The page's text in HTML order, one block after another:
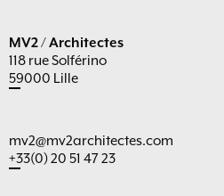
MV2 / Architectes
118 rue Solférino
59000 Lille
mv2@mv2architectes.com
+33(0) 20 51 47 23